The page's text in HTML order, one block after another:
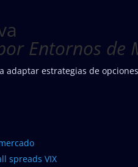
Entornos de
adaptar estrategias de
spreads VIX